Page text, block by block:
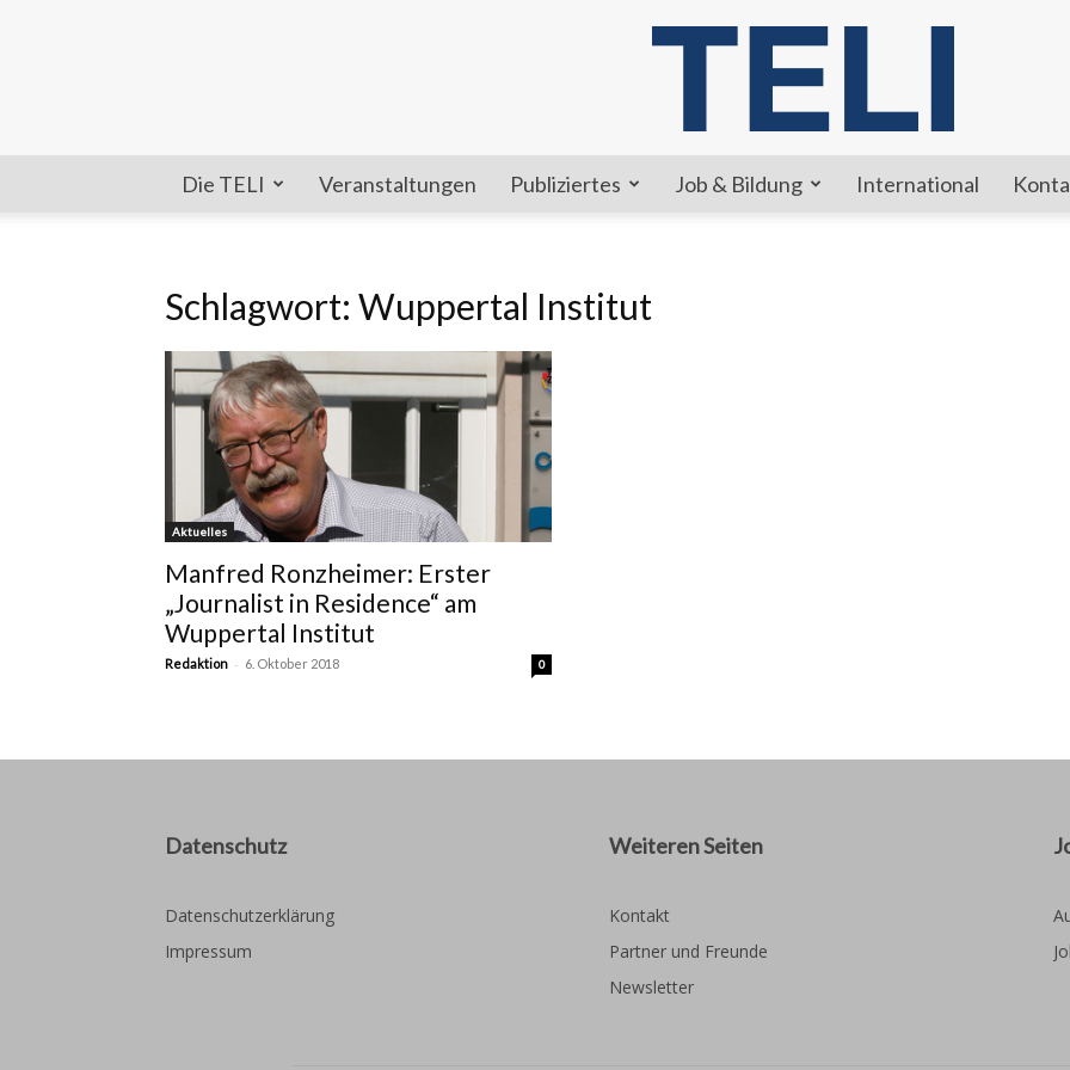
Die TELI Veranstaltungen Publiziertes Job & Bildung International
Schlagwort: Wuppertal Institut
Aktuelles
Manfred Ronzheimer: Erster
„Journalist in Residence“ am
Wuppertal Institut
Redaktion - 6. Oktober 2018 0
Datenschutz
Datenschutzerklärung
Impressum
Weiteren Seiten
Kontakt
Partner und Freunde
Newsletter